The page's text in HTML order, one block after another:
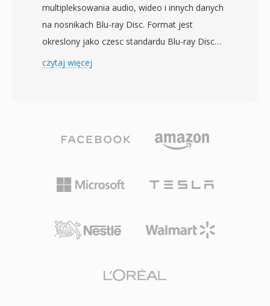
poziomow jakosci — od edycji proxy po
archiwizacje w jakosci master. Rozbudowana
platforma metadanych jest jedna z
okreslajacych cech MXF, przenoszac
ustrukturyzowanym schemacie kodowania
Key-Length-Value (KLV). Te metadane
produkcji, redukujac ryzyko utraty informacji,
ingesta, montazu, grafiki, emisji i archiwizacji.
Pliki MXF uzywaja systemu wzoracow
zlozonosci — od prostych jednopozycjowych
multipleksowania audio, wideo i innych danych
na nosnikach Blu-ray Disc. Format jest
okreslony jako czesc standardu Blu-ray Disc
Audio-Video (BDAV) opracowanego przez Blu-
dodatkowym 4-bajtowym naglowkiem
kazdego 188-bajtowego pakietu, co daje 192-
bajtowe pakiety umozliwiajace precyzyjniejsze
odtwarzania z nosnika optycznego. Ta
predkosciach odczytu, ktore sa inherentne dla
czytaj więcej